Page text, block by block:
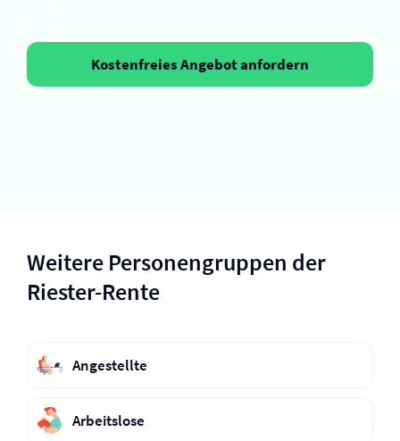
Kostenfreies Angebot anfordern
Weitere Personengruppen der
Riester-Rente
Angestellte
Arbeitslose